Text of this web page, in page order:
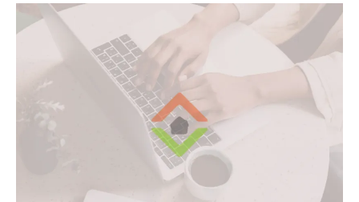
不動産価値を最大化するための交渉術
オンライン査定から見える売却タイミング
と価値の関係
オンライン査定の利点を活かし兵庫県伊丹市で
賢く不動産売却を進める
オンライン査定の利便性を最大限に活用す
兵庫県伊丹市の不動産売却で成功するため